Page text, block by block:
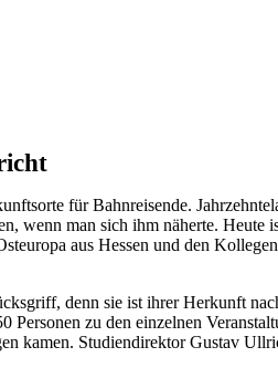
für Bahnreisende.
wenn man sich ihm näherte.
aus Hessen und den
denn sie ist ihrer Herkunft
zu den einzelnen
kamen. Studiendirektor Gustav